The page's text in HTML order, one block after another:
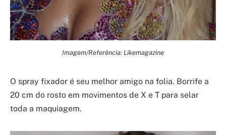
Imagem/Referência: Likemagazine
O spray fixador é seu melhor amigo na folia. Borrife a
20 cm do rosto em movimentos de X e T para selar
toda a maquiagem.